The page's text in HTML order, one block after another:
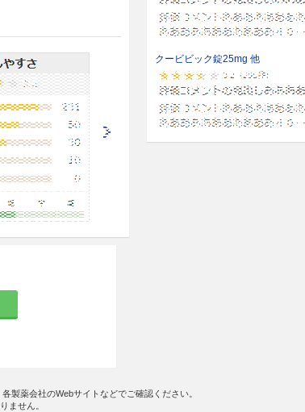
投与しない
性眼疾患の
性を上回る
ること。
性及び安全
クービビック錠25mg 他
製薬会社のWebサイトなどでご確認ください。
ません。